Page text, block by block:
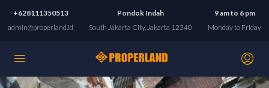
+628111350513
admin@properland.id
Pondok Indah
South Jakarta City, Jakarta 12340
9 am to 6 pm
Monday to Friday